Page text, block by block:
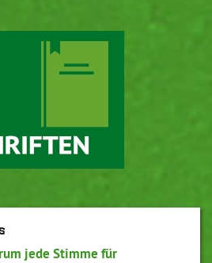
jede Stimme für